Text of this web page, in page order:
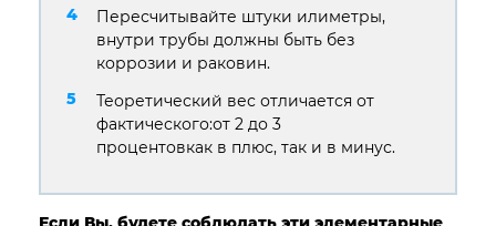
Пересчитывайте штуки илиметры,
внутри трубы должны быть без
коррозии и раковин.
Теоретический вес отличается от
фактического:от 2 до 3
процентовкак в плюс, так и в минус.